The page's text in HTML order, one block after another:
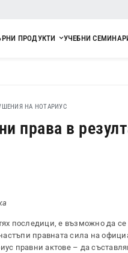
ПРОДУКТИ УЧЕБНИ
НА НОТАРИУС
права в
последици, е възможно да се
правната сила на
правни актове – да